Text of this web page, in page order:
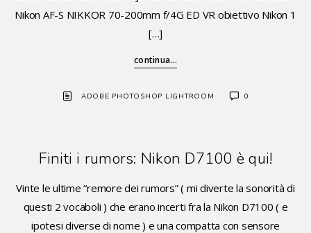
Nikon AF-S NIKKOR 70-200mm f/4G ED VR obiettivo Nikon 1
[…]
continua...
ADOBE PHOTOSHOP LIGHTROOM 0
Finiti i rumors: Nikon D7100 è qui!
Vinte le ultime “remore dei rumors” ( mi diverte la sonorità di
questi 2 vocaboli ) che erano incerti fra la Nikon D7100 ( e
ipotesi diverse di nome ) e una compatta con sensore